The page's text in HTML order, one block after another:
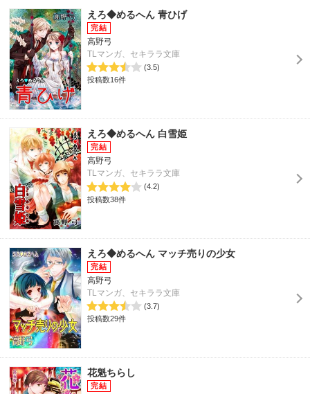
えろ◆めるへん 青ひげ
高野弓
TLマンガ、セキララ文庫
(3.5)
投稿数16件
えろ◆めるへん 白雪姫
高野弓
TLマンガ、セキララ文庫
(4.2)
投稿数38件
えろ◆めるへん マッチ売りの少女
高野弓
TLマンガ、セキララ文庫
(3.7)
投稿数29件
花魁ちらし